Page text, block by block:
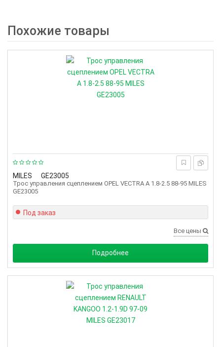
Похожие товары
MILES GE23005
Трос управления сцеплением OPEL VECTRA A 1.8-2.5 88-95 MILES
GE23005
Под заказ
Все цены
Подробнее